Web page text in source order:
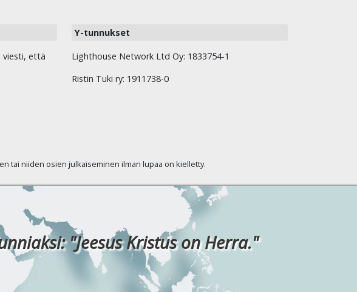
viesti, että
Y-tunnukset
Lighthouse Network Ltd Oy: 1833754-1
Ristin Tuki ry: 1911738-0
tai niiden osien julkaiseminen ilman lupaa on kielletty.
"Jeesus Kristus on Herra."